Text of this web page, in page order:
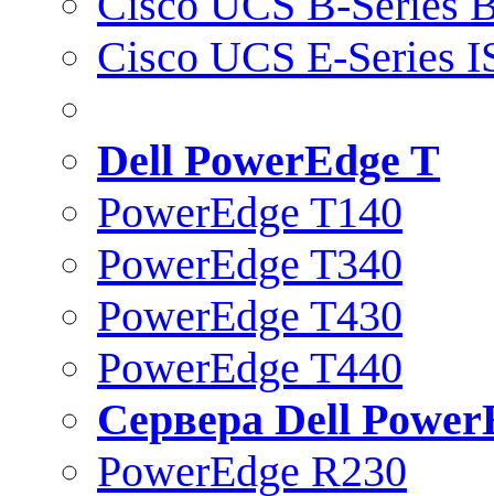
Cisco UCS E-Series
Dell PowerEdge T
PowerEdge T140
PowerEdge T340
PowerEdge T430
PowerEdge T440
Сервера Dell
PowerEdge R230